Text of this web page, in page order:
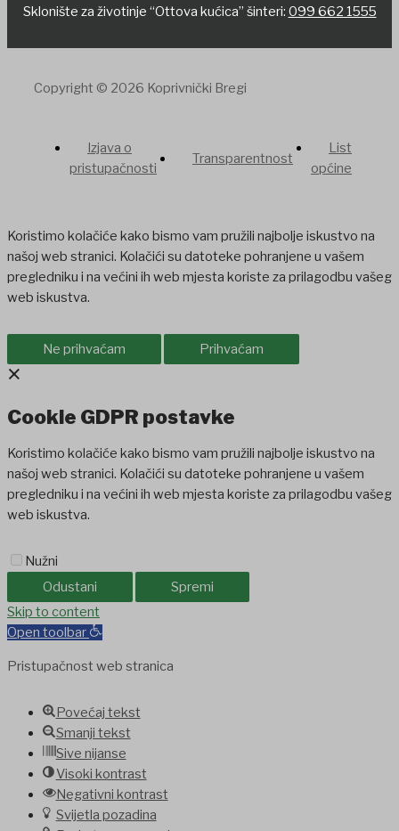
Sklonište za životinje “Ottova kućica” šinteri: 099 662 1555
Copyright © 2026 Koprivnički Bregi
Izjava o
pristupačnosti
Transparentnost
List
općine
Koristimo kolačiće kako bismo vam pružili najbolje iskustvo na
našoj web stranici. Kolačići su datoteke pohranjene u vašem
pregledniku i na većini ih web mjesta koriste za prilagodbu vašeg
web iskustva.
Ne prihvaćam Prihvaćam
×
Cookie GDPR postavke
Koristimo kolačiće kako bismo vam pružili najbolje iskustvo na
našoj web stranici. Kolačići su datoteke pohranjene u vašem
pregledniku i na većini ih web mjesta koriste za prilagodbu vašeg
web iskustva.
Nužni
Odustani
Spremi
Holiganbet
Skip to content
Open toolbar
Pristupačnost web stranica
Povećaj tekst
Smanji tekst
Sive nijanse
Visoki kontrast
Negativni kontrast
Svijetla pozadina